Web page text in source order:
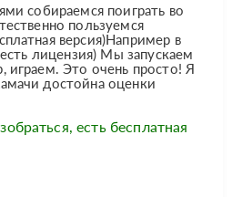
собираемся поиграть во
пользуемся
версия)Например в
лицензия) Мы запускаем
играем. Это очень просто! Я
достойна оценки
есть бесплатная